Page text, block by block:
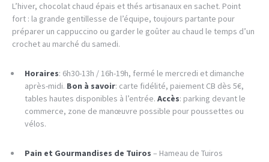
L’hiver, chocolat chaud épais et thés artisanaux en sachet. Point
fort : la grande gentillesse de l’équipe, toujours partante pour
préparer un cappuccino ou garder le goûter au chaud le temps d’un
crochet au marché du samedi.
Horaires: 6h30-13h / 16h-19h, fermé le mercredi et dimanche
après-midi. Bon à savoir: carte fidélité, paiement CB dès 5€,
tables hautes disponibles à l’entrée. Accès: parking devant le
commerce, zone de manœuvre possible pour poussettes ou
vélos.
Pain et Gourmandises de Tuiros – Hameau de Tuiros